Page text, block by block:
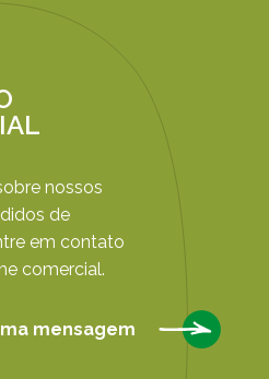
nossos
de
em contato
comercial.
mensagem